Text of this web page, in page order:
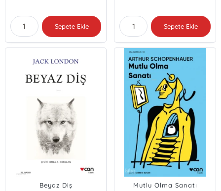
Sepete Ekle Sepete Ekle
Beyaz Diş Mutlu Olma Sanatı